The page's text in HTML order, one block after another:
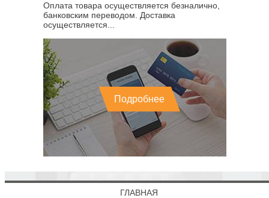
Оплата товара осуществляется безналично,
банковским переводом. Доставка
осуществляется...
Подробнее
ГЛАВНАЯ